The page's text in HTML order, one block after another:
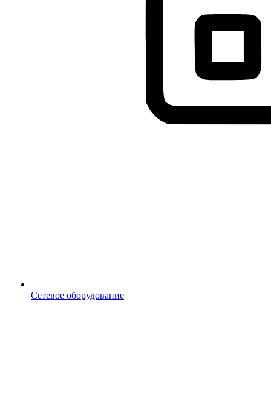
Сетевое оборудование